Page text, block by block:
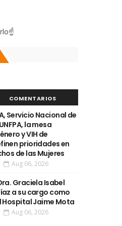
COMENTARIOS
Servicio Nacional de
la mesa
y VIH de
prioridades en
de las Mujeres
Aug 06, 2026
Graciela Isabel
a su cargo como
Jaime Mota
Aug 06, 2026